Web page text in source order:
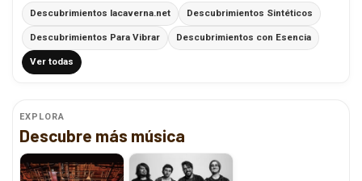
Descubrimientos lacaverna.net Descubrimientos Sintéticos
Descubrimientos Para Vibrar Descubrimientos con Esencia
Ver todas
EXPLORA
Descubre más música